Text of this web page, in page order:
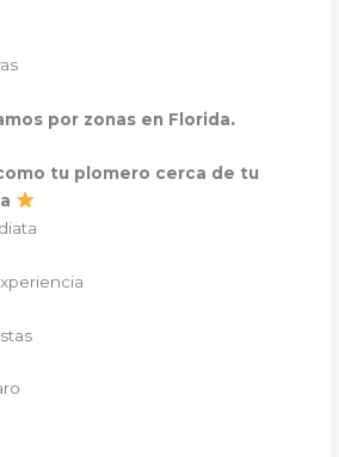
por zonas en Florida.
tu plomero cerca de tu